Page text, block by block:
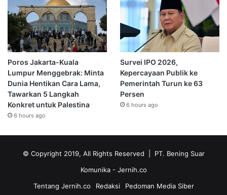
Poros Jakarta-Kuala
Lumpur Menggebrak: Minta
Dunia Hentikan Cara Lama,
Tawarkan 5 Langkah
Konkret untuk Palestina
6 hours ago
Survei IPO 2026,
Kepercayaan Publik ke
Pemerintah Turun ke 63
Persen
6 hours ago
© Copyright 2019, All Rights Reserved | PT. Bening Suar
Komunika - Jernih.co
Tentang Jernih.co
Redaksi Pedoman Media Siber